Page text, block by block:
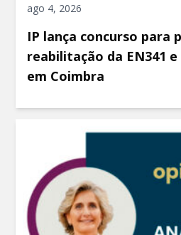
ago 4, 2026
IP lança concurso para
reabilitação da EN341
em Coimbra